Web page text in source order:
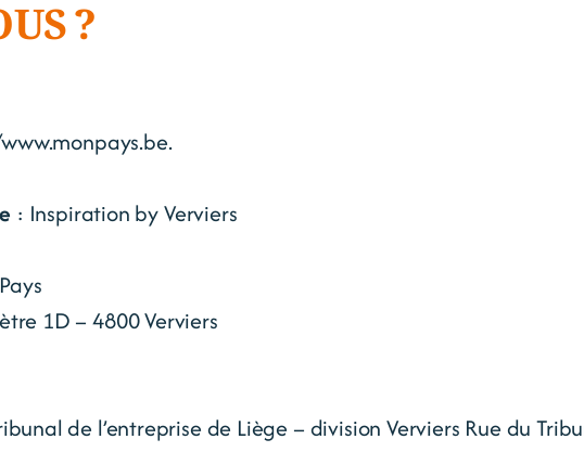
?
: Inspiration by Verviers
1D – 4800 Verviers
de l’entreprise de Liège – division Verviers Rue du